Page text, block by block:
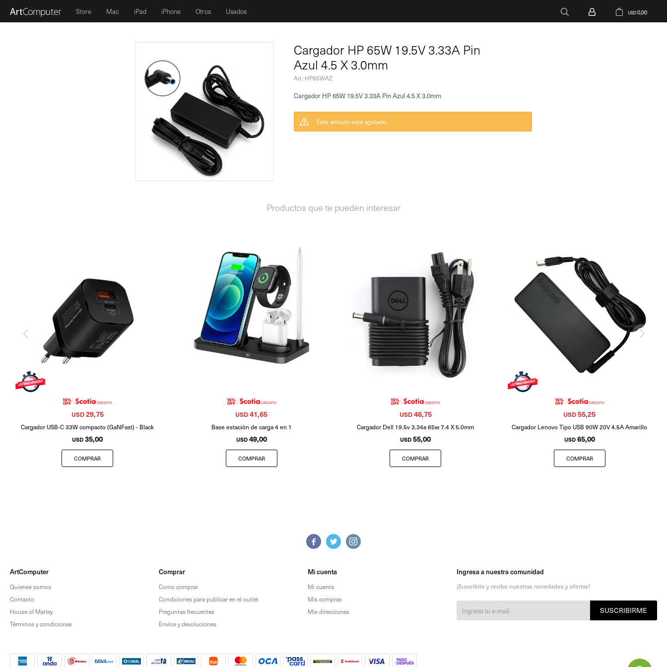
Store Mac iPad iPhone Otros Usados USD0,00
Cargador HP 65W 19.5V 3.33A Pin
Azul 4.5 X 3.0mm
HP65WAZ
Cargador HP 65W 19.5V 3.33A Pin Azul 4.5 X 3.0mm
Este artículo está agotado.
Productos que te pueden interesar
Cargador USB-C 33W compacto (GaNFast) - Black
USD35,00
USD29,75
Base estación de carga 4 en 1
USD49,00
USD41,65
Cargador Dell 19.5v 3.34a 65w 7.4 X 5.0mm
USD55,00
USD46,75
Cargador Lenovo Tipo USB 90W 20V 4.5A Amarillo
USD65,00
USD55,25
  
ArtComputer
Quienes somos
Contacto
House of Marley
Términos y condiciones
Comprar
Como comprar
Condiciones para publicar en el outlet
Preguntas frecuentes
Envíos y devoluciones
Mi cuenta
Mi cuenta
Mis compras
Mis direcciones
Ingresa a nuestra comunidad
¡Suscribite y recibe nuestras novedades y ofertas!
SUSCRIBIRME